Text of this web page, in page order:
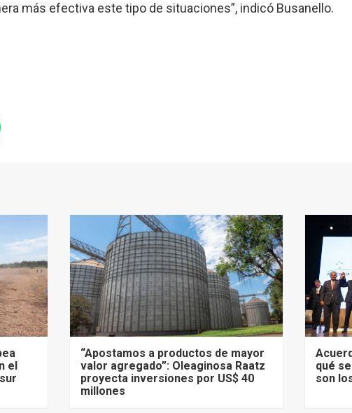
más efectiva este tipo de situaciones”, indicó Busanello.
el
“Apostamos a productos de mayor
valor agregado”: Oleaginosa Raatz
proyecta inversiones por US$ 40
millones
qué
son